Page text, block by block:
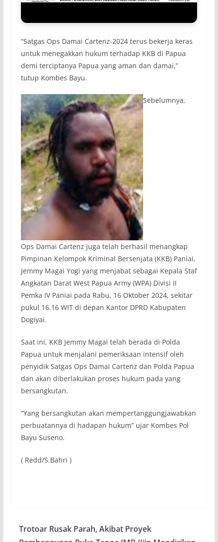
“Satgas Ops Damai Cartenz-2024 terus bekerja keras
untuk menegakkan hukum terhadap KKB di Papua
demi terciptanya Papua yang aman dan damai,”
tutup Kombes Bayu.
Sebelumnya,
Ops Damai Cartenz juga telah berhasil menangkap
Pimpinan Kelompok Kriminal Bersenjata (KKB) Paniai,
Jemmy Magai Yogi yang menjabat sebagai Kepala Staf
Angkatan Darat West Papua Army (WPA) Divisi II
Pemka IV Paniai pada Rabu, 16 Oktober 2024, sekitar
pukul 16.16 WIT di depan Kantor DPRD Kabupaten
Dogiyai.
Saat ini, KKB Jemmy Magai telah berada di Polda
Papua untuk menjalani pemeriksaan intensif oleh
penyidik Satgas Ops Damai Cartenz dan Polda Papua
dan akan diberlakukan proses hukum pada yang
bersangkutan.
“Yang bersangkutan akan mempertanggungjawabkan
perbuatannya di hadapan hukum” ujar Kombes Pol
Bayu Suseno.
( Redd/S.Bahri )
Trotoar Rusak Parah, Akibat Proyek